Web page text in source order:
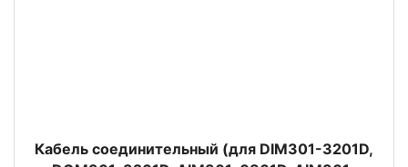
Кабель соединительный (для DIM301-3201D,